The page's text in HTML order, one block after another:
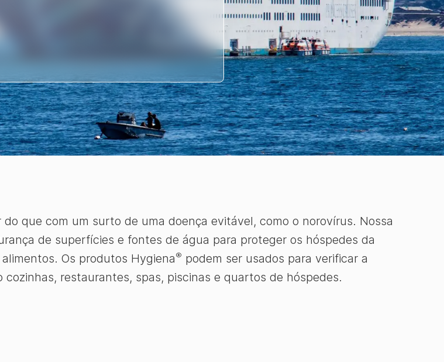
que com um surto de uma doença evitável, como o norovírus. Nossa
de superfícies e fontes de água para proteger os hóspedes da
Os produtos Hygiena® podem ser usados para verificar a
restaurantes, spas, piscinas e quartos de hóspedes.